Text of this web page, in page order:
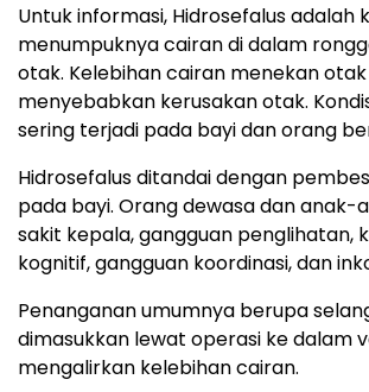
Untuk informasi, Hidrosefalus adalah
menumpuknya cairan di dalam
otak. Kelebihan cairan menekan
menyebabkan kerusakan otak.
sering terjadi pada bayi dan orang
Hidrosefalus ditandai dengan
pada bayi. Orang dewasa dan anak-
sakit kepala, gangguan penglihatan,
kognitif, gangguan koordinasi, dan
Penanganan umumnya berupa
dimasukkan lewat operasi ke dalam
mengalirkan kelebihan cairan.